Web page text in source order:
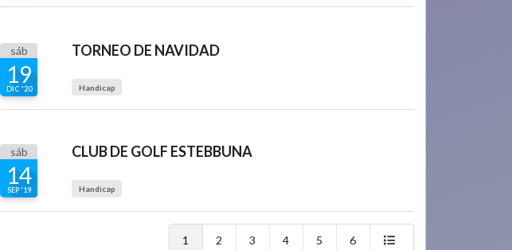
sáb
19
DIC '20
TORNEO DE NAVIDAD
Handicap
sáb
14
SEP '19
CLUB DE GOLF ESTEBBUNA
Handicap
1 2 3 4 5 6